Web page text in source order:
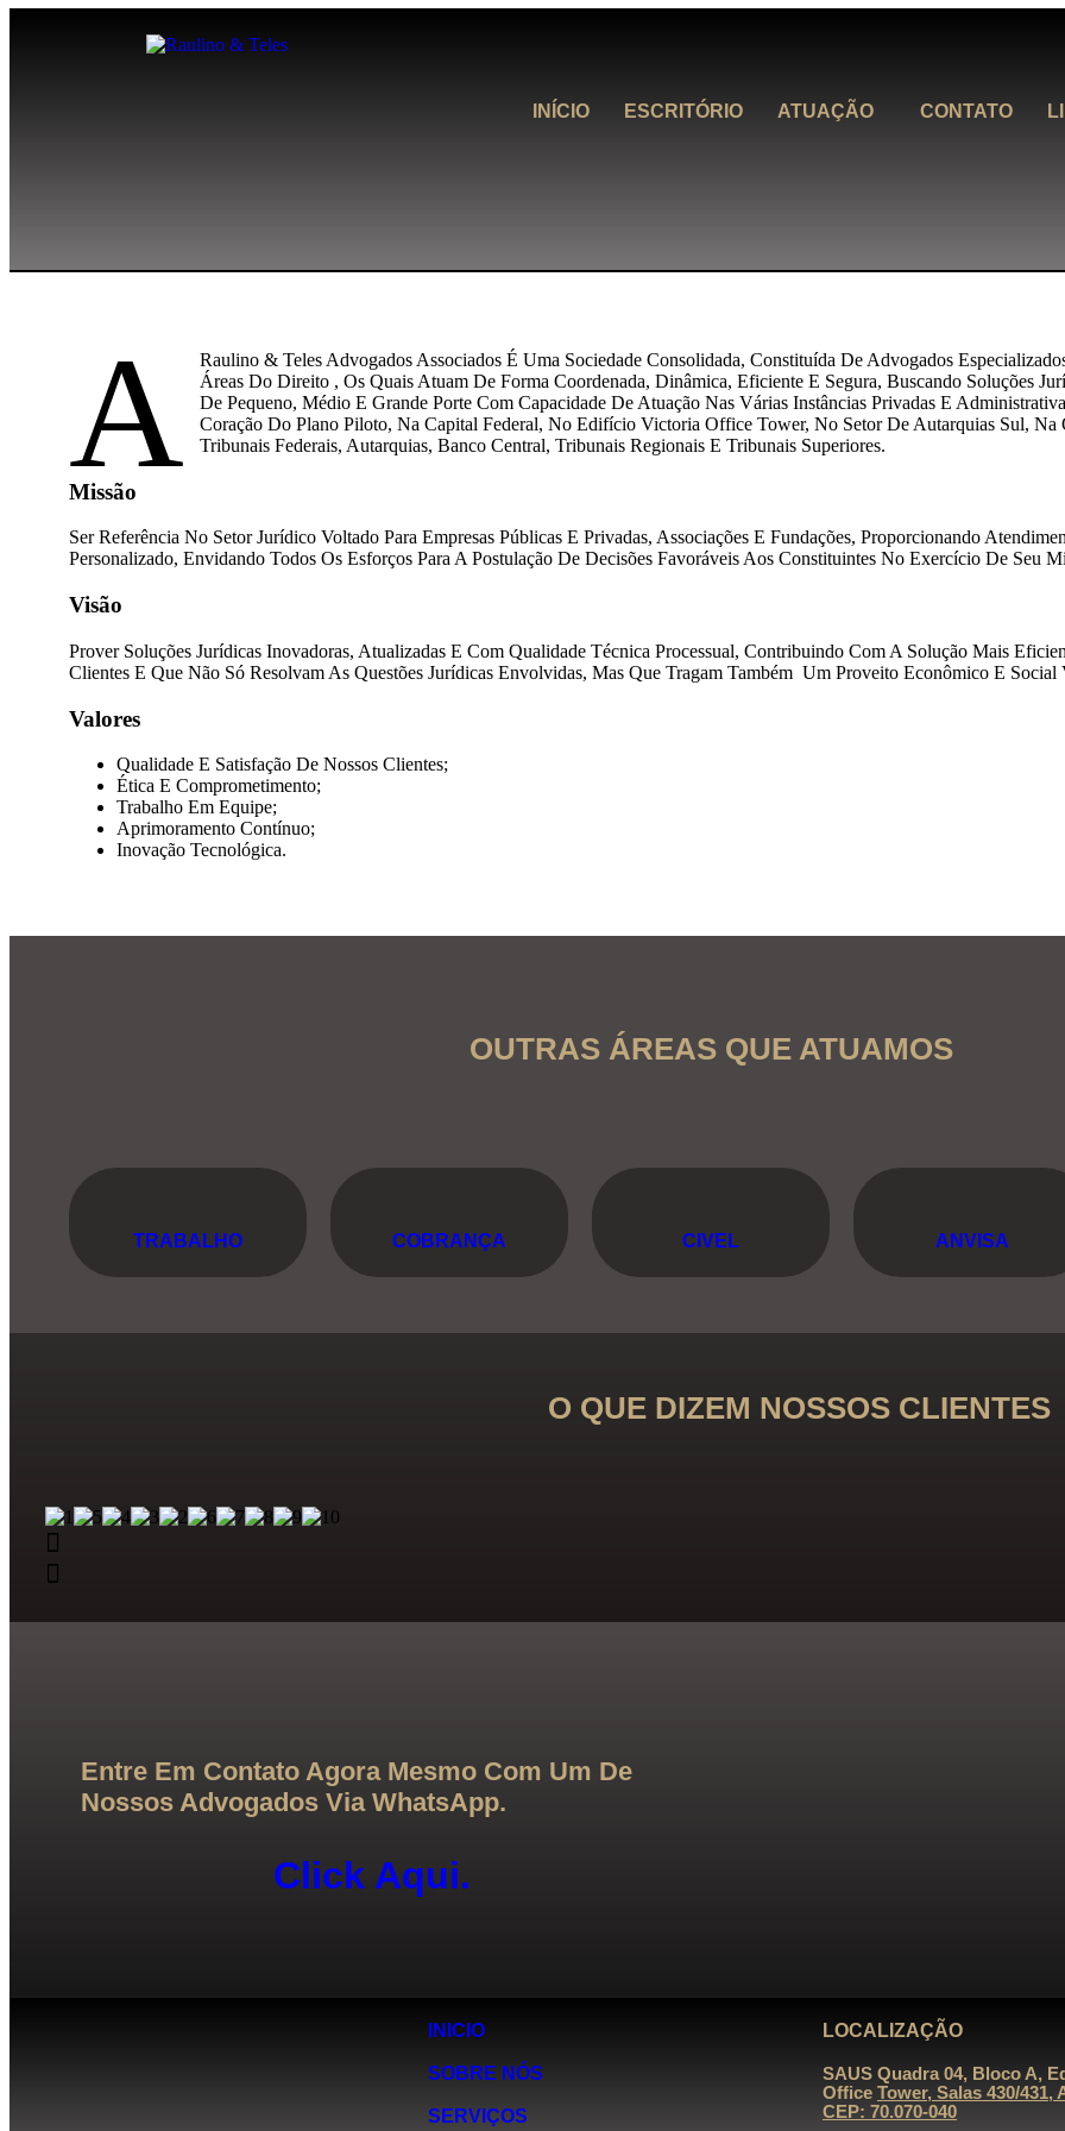
INÍCIO ESCRITÓRIO ATUAÇÃO CONTATO
A
Raulino & Teles Advogados Associados É Uma Sociedade Consolidada, Constituída De Advogados
Áreas Do Direito , Os Quais Atuam De Forma Coordenada, Dinâmica, Eficiente E Segura, Buscando Soluções
De Pequeno, Médio E Grande Porte Com Capacidade De Atuação Nas Várias Instâncias Privadas E
Coração Do Plano Piloto, Na Capital Federal, No Edifício Victoria Office Tower, No Setor De Autarquias Sul, Na
Tribunais Federais, Autarquias, Banco Central, Tribunais Regionais E Tribunais Superiores.
Missão
Ser Referência No Setor Jurídico Voltado Para Empresas Públicas E Privadas, Associações E Fundações, Proporcionando
Personalizado, Envidando Todos Os Esforços Para A Postulação De Decisões Favoráveis Aos Constituintes No Exercício De Seu
Visão
Prover Soluções Jurídicas Inovadoras, Atualizadas E Com Qualidade Técnica Processual, Contribuindo Com A Solução Mais
Clientes E Que Não Só Resolvam As Questões Jurídicas Envolvidas, Mas Que Tragam Também Um Proveito Econômico E
Valores
Qualidade E Satisfação De Nossos Clientes;
Ética E Comprometimento;
Trabalho Em Equipe;
Aprimoramento Contínuo;
Inovação Tecnológica.
OUTRAS ÁREAS QUE ATUAMOS
TRABALHO COBRANÇA CIVEL ANVISA
O QUE DIZEM NOSSOS CLIENTES
Entre Em Contato Agora Mesmo Com Um De
Nossos Advogados Via WhatsApp.
Click Aqui.
INICIO
SOBRE NÓS
SERVIÇOS
LOCALIZAÇÃO
SAUS Quadra 04, Bloco A,
Office Tower, Salas 430/431,
CEP: 70.070-040